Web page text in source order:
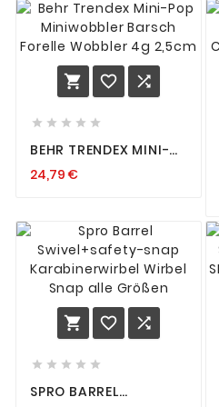
10 CM
  
    
BEHR TRENDEX MINI-
BARSCH FORELLE
24,79 €
  
    
SPRO BARREL